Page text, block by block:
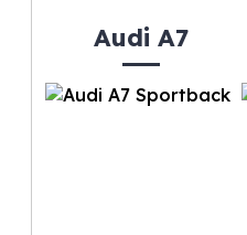
Audi A7